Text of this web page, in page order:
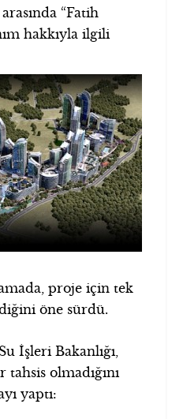
“Fatih
hakkıyla ilgili
proje için tek
öne sürdü.
İşleri Bakanlığı,
olmadığını
yaptı: